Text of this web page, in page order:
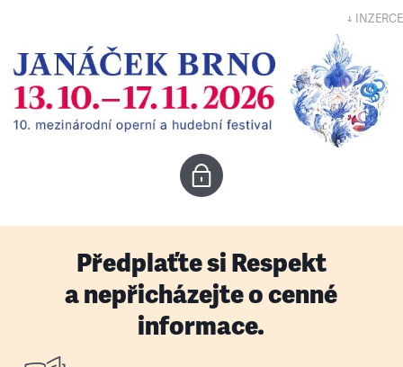
↓ INZERCE
Předplaťte si Respekt
a nepřicházejte o cenné
informace.